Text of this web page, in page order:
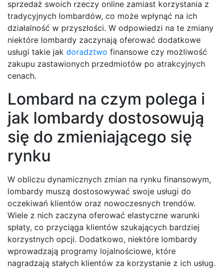
sprzedaż swoich rzeczy online zamiast korzystania z
tradycyjnych lombardów, co może wpłynąć na ich
działalność w przyszłości. W odpowiedzi na te zmiany
niektóre lombardy zaczynają oferować dodatkowe
usługi takie jak doradztwo finansowe czy możliwość
zakupu zastawionych przedmiotów po atrakcyjnych
cenach.
Lombard na czym polega i
jak lombardy dostosowują
się do zmieniającego się
rynku
W obliczu dynamicznych zmian na rynku finansowym,
lombardy muszą dostosowywać swoje usługi do
oczekiwań klientów oraz nowoczesnych trendów.
Wiele z nich zaczyna oferować elastyczne warunki
spłaty, co przyciąga klientów szukających bardziej
korzystnych opcji. Dodatkowo, niektóre lombardy
wprowadzają programy lojalnościowe, które
nagradzają stałych klientów za korzystanie z ich usług.